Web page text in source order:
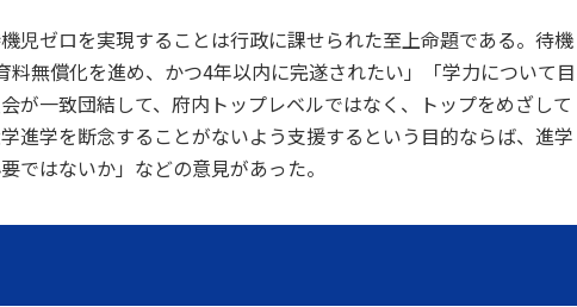
児ゼロを実現することは行政に課せられた至上命題である。待機
無償化を進め、かつ4年以内に完遂されたい」「学力について目
が一致団結して、府内トップレベルではなく、トップをめざして
進学を断念することがないよう支援するという目的ならば、進学
ではないか」などの意見があった。